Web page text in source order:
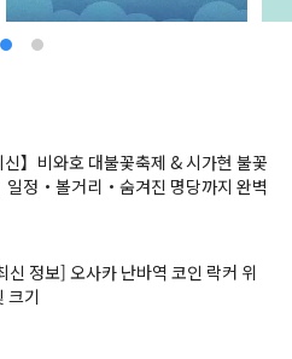
신】비와호 대불꽃축제 & 시가현 불꽃
일정・볼거리・숨겨진 명당까지 완벽
신 정보] 오사카 난바역 코인 락커 위
크기